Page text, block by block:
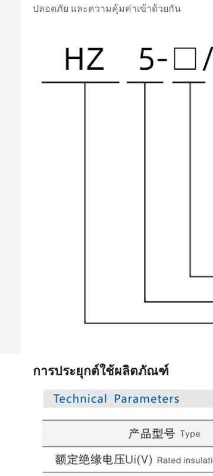
ปลอดภัย และความคุ้มค่าเข้าด้วยกัน
การประยุกต์ใช้ผลิตภัณฑ์